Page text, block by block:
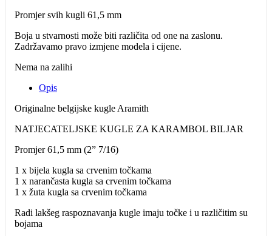
Promjer svih kugli 61,5 mm
Boja u stvarnosti može biti različita od one na zaslonu.
Zadržavamo pravo izmjene modela i cijene.
Nema na zalihi
Opis
Originalne belgijske kugle Aramith
NATJECATELJSKE KUGLE ZA KARAMBOL BILJAR
Promjer 61,5 mm (2” 7/16)
1 x bijela kugla sa crvenim točkama
1 x narančasta kugla sa crvenim točkama
1 x žuta kugla sa crvenim točkama
Radi lakšeg raspoznavanja kugle imaju točke i u različitim su
bojama